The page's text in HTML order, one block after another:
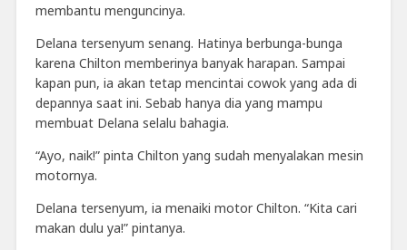
membantu menguncinya.
Delana tersenyum senang. Hatinya berbunga-bunga
karena Chilton memberinya banyak harapan. Sampai
kapan pun, ia akan tetap mencintai cowok yang ada di
depannya saat ini. Sebab hanya dia yang mampu
membuat Delana selalu bahagia.
“Ayo, naik!” pinta Chilton yang sudah menyalakan mesin
motornya.
Delana tersenyum, ia menaiki motor Chilton. “Kita cari
makan dulu ya!” pintanya.